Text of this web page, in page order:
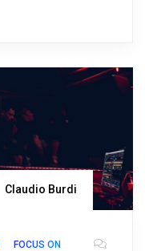
Claudio Burdi
FOCUS ON